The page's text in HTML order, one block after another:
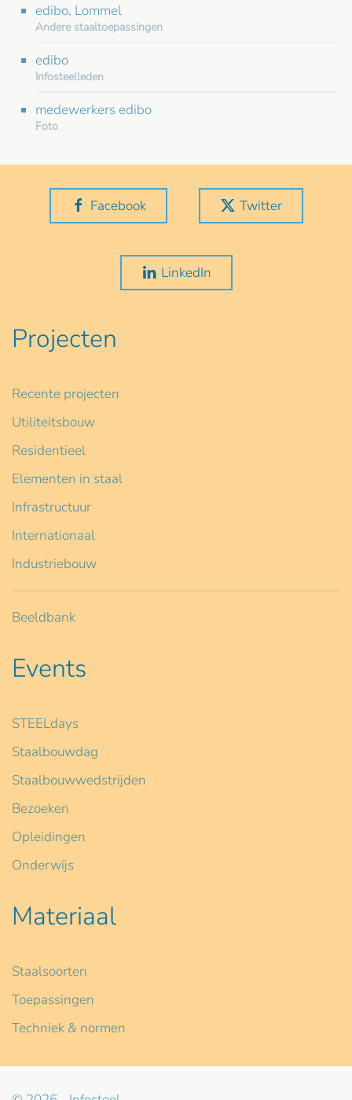
edibo, Lommel
Andere staaltoepassingen
edibo
Infosteelleden
medewerkers edibo
Foto
Facebook Twitter
LinkedIn
Projecten
Recente projecten
Utiliteitsbouw
Residentieel
Elementen in staal
Infrastructuur
Internationaal
Industriebouw
Beeldbank
Events
STEELdays
Staalbouwdag
Staalbouwwedstrijden
Bezoeken
Opleidingen
Onderwijs
Materiaal
Staalsoorten
Toepassingen
Techniek & normen